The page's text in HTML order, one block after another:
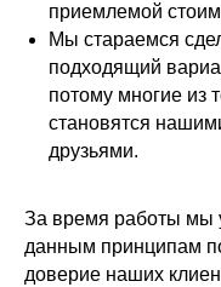
приемлемой
Мы стараемся
подходящий
потому многие из
становятся
друзьями.
За время работы мы
данным принципам
доверие наших